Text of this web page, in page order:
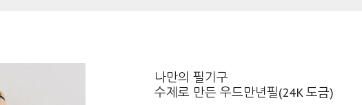
나만의 필기구
수제로 만든 우드만년필(24K 도금)